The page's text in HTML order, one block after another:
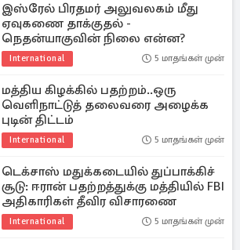
இஸ்ரேல் பிரதமர் அலுவலகம் மீது
ஏவுகணை தாக்குதல் -
நெதன்யாகுவின் நிலை என்ன?
International 5 மாதங்கள் முன்
மத்திய கிழக்கில் பதற்றம்..ஒரு
வெளிநாட்டுத் தலைவரை அழைக்க
புடின் திட்டம்
International 5 மாதங்கள் முன்
டெக்சாஸ் மதுக்கடையில் துப்பாக்கிச்
சூடு: ஈரான் பதற்றத்துக்கு மத்தியில் FBI
அதிகாரிகள் தீவிர விசாரணை
International 5 மாதங்கள் முன்